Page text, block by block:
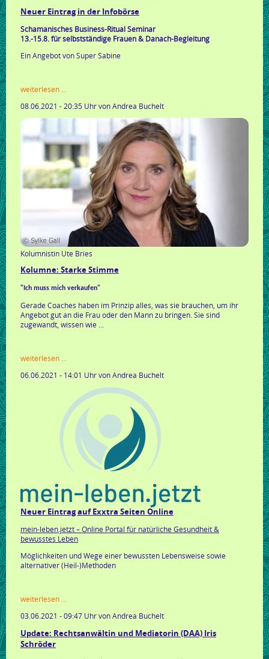
Neuer Eintrag in der Infobörse
Schamanisches Business-Ritual Seminar
13.-15.8. für selbstständige Frauen & Danach-Begleitung
Ein Angebot von Super Sabine
weiterlesen …
in
der
08.06.2021 - 20:35 Uhrvon Andrea Buchelt
Kolumnistin Ute Bries
Kolumne: Starke Stimme
"Ich muss mich verkaufen"
Gerade Coaches haben im Prinzip alles, was sie brauchen, um ihr
Angebot gut an die Frau oder den Mann zu bringen. Sie sind
zugewandt, wissen wie ...
weiterlesen …
stimme
06.06.2021 - 14:01 Uhrvon Andrea Buchelt
Neuer Eintrag auf Exxtra Seiten Online
mein-leben.jetzt – Online Portal für natürliche Gesundheit &
bewusstes Leben
Möglichkeiten und Wege einer bewussten Lebensweise sowie
alternativer (Heil-)Methoden
weiterlesen …
auf
seiten
03.06.2021 - 09:47 Uhrvon Andrea Buchelt
Update: Rechtsanwältin und Mediatorin (DAA) Iris
Schröder